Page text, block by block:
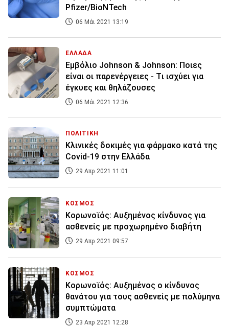
Pfizer/BioNTech
06 Μάι 2021 13:19
ΕΛΛΑΔΑ
Eμβόλιο Johnson & Johnson: Ποιες
είναι οι παρενέργειες - Tι ισχύει για
έγκυες και θηλάζουσες
06 Μάι 2021 12:36
ΠΟΛΙΤΙΚΗ
Κλινικές δοκιμές για φάρμακο κατά της
Covid-19 στην Ελλάδα
29 Απρ 2021 11:01
ΚΟΣΜΟΣ
Κορωνοϊός: Αυξημένος κίνδυνος για
ασθενείς με προχωρημένο διαβήτη
29 Απρ 2021 09:57
ΚΟΣΜΟΣ
Κορωνοϊός: Aυξημένος ο κίνδυνος
θανάτου για τους ασθενείς με πολύμηνα
συμπτώματα
23 Απρ 2021 12:28